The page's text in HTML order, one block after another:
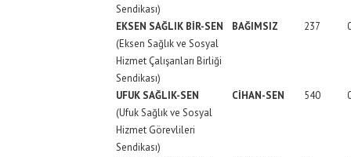
Sendikası)
EKSEN SAĞLIK BİR-SEN
BAĞIMSIZ 237
(Eksen Sağlık ve Sosyal
Hizmet Çalışanları Birliği
Sendikası)
UFUK SAĞLIK-SEN
CİHAN-SEN 540
(Ufuk Sağlık ve Sosyal
Hizmet Görevlileri
Sendikası)